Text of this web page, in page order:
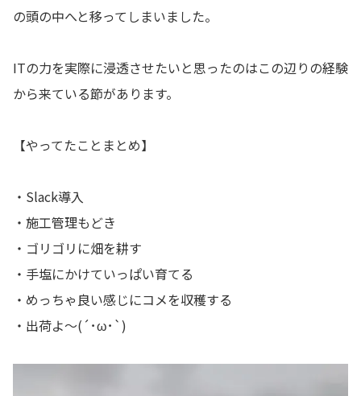
の頭の中へと移ってしまいました。
ITの力を実際に浸透させたいと思ったのはこの辺りの経験
から来ている節があります。
【やってたことまとめ】
・Slack導入
・施工管理もどき
・ゴリゴリに畑を耕す
・手塩にかけていっぱい育てる
・めっちゃ良い感じにコメを収穫する
・出荷よ〜(´･ω･`)